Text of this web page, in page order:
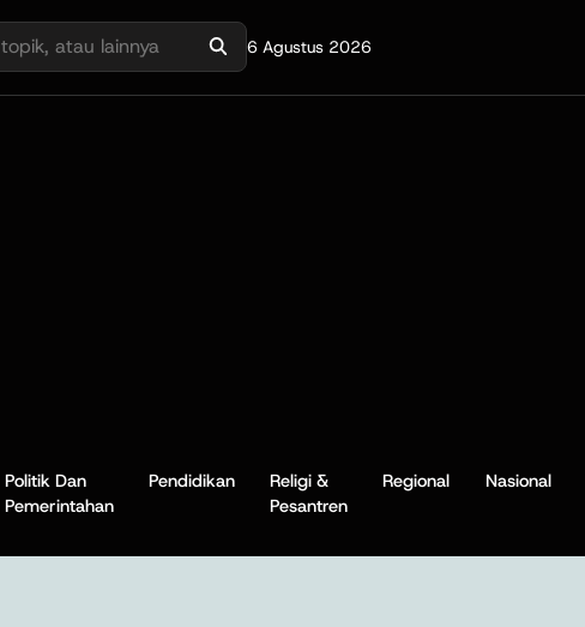
6 Agustus 2026
Politik Dan
Pemerintahan
Pendidikan
Religi &
Pesantren
Regional Nasional